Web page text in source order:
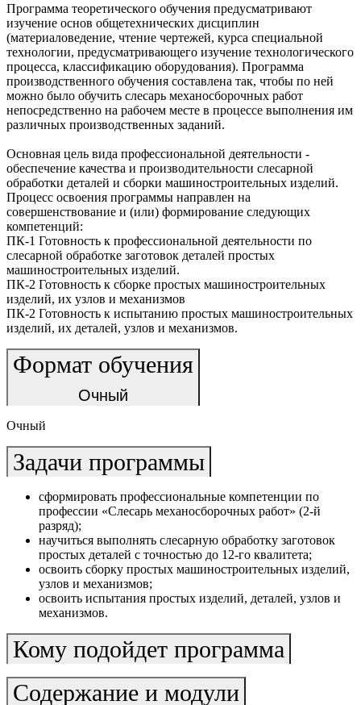
Программа теоретического обучения предусматривают
изучение основ общетехнических дисциплин
(материаловедение, чтение чертежей, курса специальной
технологии, предусматривающего изучение технологического
процесса, классификацию оборудования). Программа
производственного обучения составлена так, чтобы по ней
можно было обучить слесарь механосборочных работ
непосредственно на рабочем месте в процессе выполнения им
различных производственных заданий.
Основная цель вида профессиональной деятельности -
обеспечение качества и производительности слесарной
обработки деталей и сборки машиностроительных изделий.
Процесс освоения программы направлен на
совершенствование и (или) формирование следующих
компетенций:
ПК-1 Готовность к профессиональной деятельности по
слесарной обработке заготовок деталей простых
машиностроительных изделий.
ПК-2 Готовность к сборке простых машиностроительных
изделий, их узлов и механизмов
ПК-2 Готовность к испытанию простых машиностроительных
изделий, их деталей, узлов и механизмов.
Формат обучения
Очный
Очный
Задачи программы
сформировать профессиональные компетенции по
профессии «Слесарь механосборочных работ» (2-й
разряд);
научиться выполнять слесарную обработку заготовок
простых деталей с точностью до 12-го квалитета;
освоить сборку простых машиностроительных изделий,
узлов и механизмов;
освоить испытания простых изделий, деталей, узлов и
механизмов.
Кому подойдет программа
Содержание и модули